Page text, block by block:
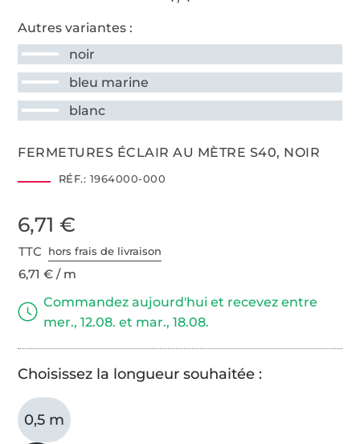
Autres variantes :
noir
bleu marine
blanc
FERMETURES ÉCLAIR AU MÈTRE S40, NOIR
RÉF.: 1964000-000
6,71 €
TTC hors frais de livraison
6,71 € / m
Commandez aujourd'hui et recevez entre
mer., 12.08. et mar., 18.08.
Choisissez la longueur souhaitée :
0,5 m